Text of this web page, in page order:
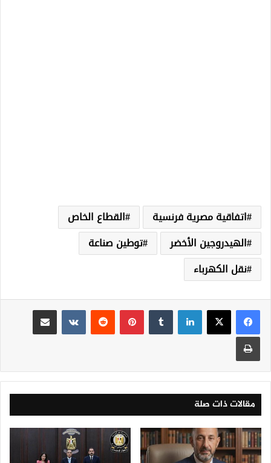
اتفاقية مصرية فرنسية
القطاع الخاص
الهيدروجين الأخضر
توطين صناعة
نقل الكهرباء
لينكدإن بينتيريست
مقالات ذات صلة